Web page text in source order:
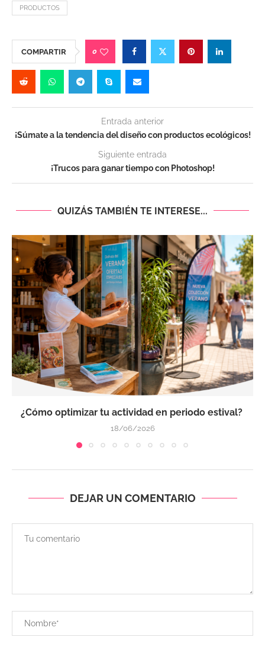
PRODUCTOS
COMPARTIR 0
Entrada anterior
¡Súmate a la tendencia del diseño con productos ecológicos!
Siguiente entrada
¡Trucos para ganar tiempo con Photoshop!
QUIZÁS TAMBIÉN TE INTERESE...
¿Cómo optimizar tu actividad en periodo estival?
18/06/2026
DEJAR UN COMENTARIO